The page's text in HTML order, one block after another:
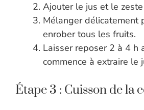
Ajouter le jus et le
Mélanger délicatement
enrober tous les fruits.
Laisser reposer 2 à 4 h
commence à extraire le
Étape 3 : Cuisson de la